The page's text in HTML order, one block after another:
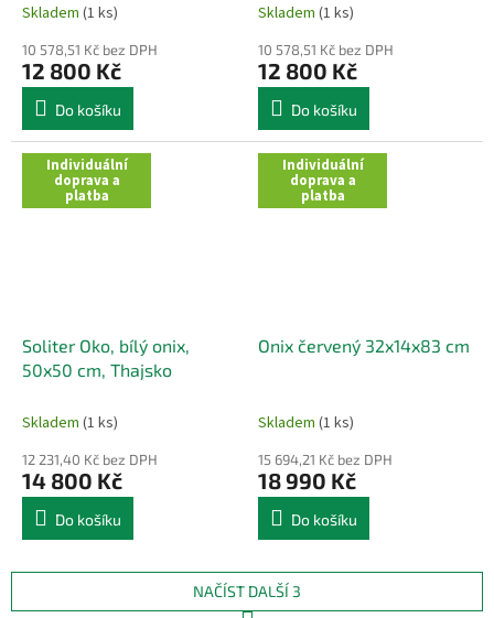
Skladem (1 ks)
10 578,51 Kč bez DPH
12 800 Kč
Do košíku
Skladem (1 ks)
10 578,51 Kč bez DPH
12 800 Kč
Do košíku
Individuální
doprava a
platba
Soliter Oko, bílý onix,
50x50 cm, Thajsko
Skladem (1 ks)
12 231,40 Kč bez DPH
14 800 Kč
Do košíku
Individuální
doprava a
platba
Onix červený 32x14x83 cm
Skladem (1 ks)
15 694,21 Kč bez DPH
18 990 Kč
Do košíku
NAČÍST DALŠÍ 3